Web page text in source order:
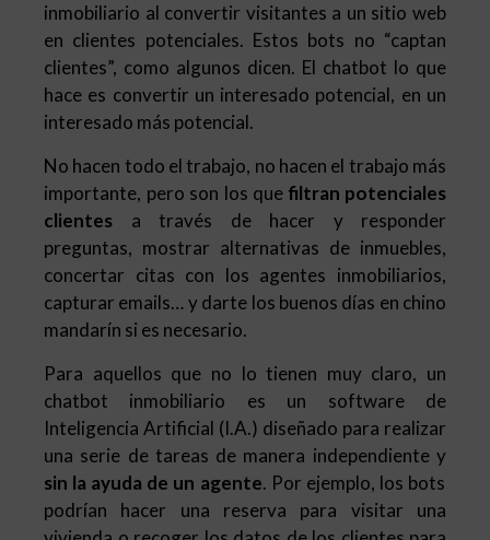
inmobiliario al convertir visitantes a un sitio web
en clientes potenciales. Estos bots no “captan
clientes”, como algunos dicen. El chatbot lo que
hace es convertir un interesado potencial, en un
interesado más potencial.
No hacen todo el trabajo, no hacen el trabajo más
importante, pero son los que filtran potenciales
clientes a través de hacer y responder
preguntas, mostrar alternativas de inmuebles,
concertar citas con los agentes inmobiliarios,
capturar emails… y darte los buenos días en chino
mandarín si es necesario.
Para aquellos que no lo tienen muy claro, un
chatbot inmobiliario es un software de
Inteligencia Artificial (I.A.) diseñado para realizar
una serie de tareas de manera independiente y
sin la ayuda de un agente. Por ejemplo, los bots
podrían hacer una reserva para visitar una